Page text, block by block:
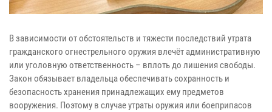
В зависимости от обстоятельств и тяжести последствий утрата
гражданского огнестрельного оружия влечёт административную
или уголовную ответственность – вплоть до лишения свободы.
Закон обязывает владельца обеспечивать сохранность и
безопасность хранения принадлежащих ему предметов
вооружения. Поэтому в случае утраты оружия или боеприпасов